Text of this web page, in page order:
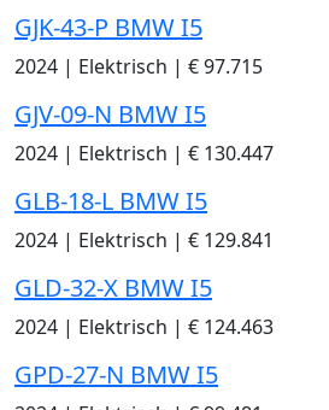
GJK-43-P BMW I5
2024 | Elektrisch | € 97.715
GJV-09-N BMW I5
2024 | Elektrisch | € 130.447
GLB-18-L BMW I5
2024 | Elektrisch | € 129.841
GLD-32-X BMW I5
2024 | Elektrisch | € 124.463
GPD-27-N BMW I5